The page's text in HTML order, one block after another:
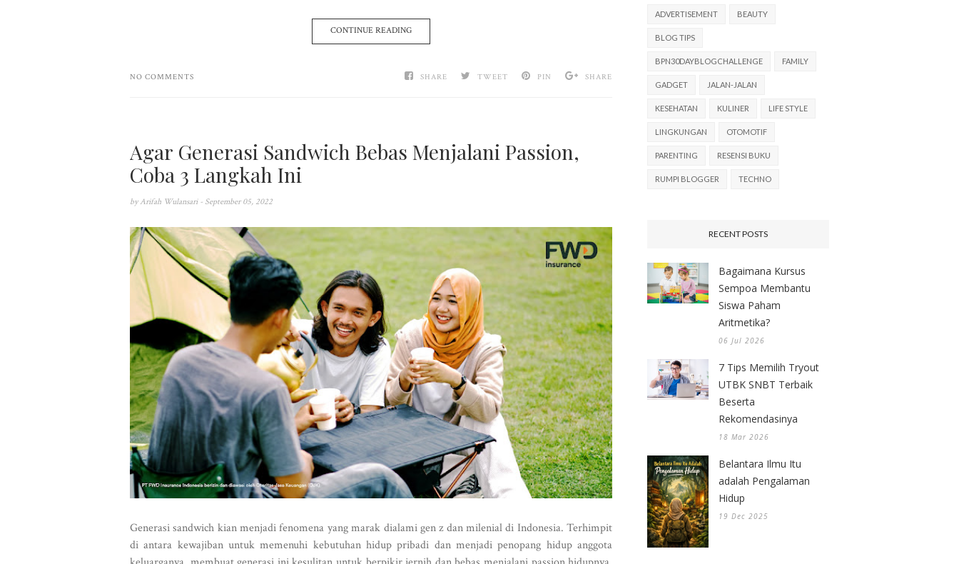
CONTINUE READING
SHARE TWEET PIN SHARE
NO COMMENTS
Agar Generasi Sandwich Bebas Menjalani Passion,
Coba 3 Langkah Ini
by Arifah Wulansari - September 05, 2022
Generasi sandwich kian menjadi fenomena yang marak dialami gen z dan milenial di Indonesia. Terhimpit
di antara kewajiban untuk memenuhi kebutuhan hidup pribadi dan menjadi penopang hidup anggota
ADVERTISEMENT BEAUTY
BLOG TIPS
BPN30DAYBLOGCHALLENGE FAMILY
GADGET JALAN-JALAN
KESEHATAN KULINER LIFE STYLE
LINGKUNGAN OTOMOTIF
PARENTING RESENSI BUKU
RUMPI BLOGGER TECHNO
RECENT POSTS
Bagaimana Kursus
Sempoa Membantu
Siswa Paham
Aritmetika?
06 Jul 2026
7 Tips Memilih Tryout
UTBK SNBT Terbaik
Beserta
Rekomendasinya
18 Mar 2026
Belantara Ilmu Itu
adalah Pengalaman
Hidup
19 Dec 2025